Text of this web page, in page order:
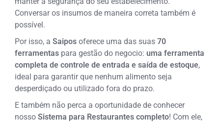
Conversar os insumos de maneira correta também é
possível.
Por isso, a Saipos oferece uma das suas70
ferramentas para gestão do negocio: uma ferramenta
completa de controle de entrada e saída de estoque,
ideal para garantir que nenhum alimento seja
desperdiçado ou utilizado fora do prazo.
E também não perca a oportunidade de conhecer
nosso Sistema para Restaurantes completo! Com ele,